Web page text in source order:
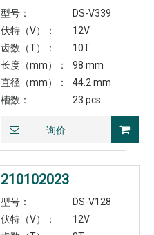
型号：
DS-V339
伏特（V）：
12V
齿数（T）：
10T
长度（mm）：
98 mm
直径（mm）：
44.2 mm
槽数：
23 pcs
询价
210102023
型号：
DS-V128
伏特（V）：
12V